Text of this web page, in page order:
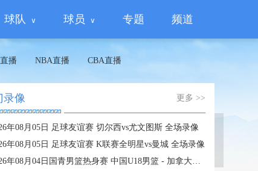
球队 球员 专题 频道
播 NBA直播 CBA直播
蜘蛛直播
录像 更多 >>
年08月05日 足球友谊赛 切尔西vs尤文图斯 全场录像
年08月05日 足球友谊赛 K联赛全明星vs曼城 全场录像
年08月04日国青男篮热身赛 中国U18男篮 - 加拿大大卫·安篮球学院 全场录像